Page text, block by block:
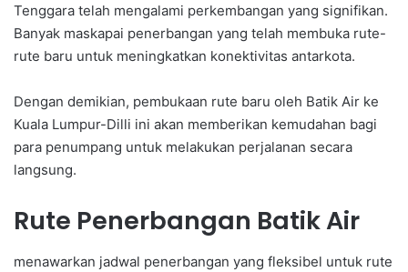
Tenggara telah mengalami perkembangan yang signifikan.
Banyak maskapai penerbangan yang telah membuka rute-
rute baru untuk meningkatkan konektivitas antarkota.
Dengan demikian, pembukaan rute baru oleh Batik Air ke
Kuala Lumpur-Dilli ini akan memberikan kemudahan bagi
para penumpang untuk melakukan perjalanan secara
langsung.
Rute Penerbangan Batik Air
menawarkan jadwal penerbangan yang fleksibel untuk rute